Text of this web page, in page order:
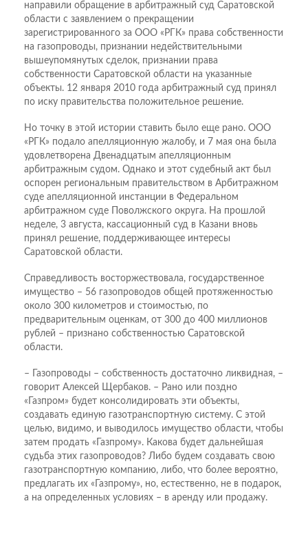
направили обращение в арбитражный суд Саратовской
области с заявлением о прекращении
зарегистрированного за ООО «РГК» права собственности
на газопроводы, признании недействительными
вышеупомянутых сделок, признании права
собственности Саратовской области на указанные
объекты. 12 января 2010 года арбитражный суд принял
по иску правительства положительное решение.
Но точку в этой истории ставить было еще рано. ООО
«РГК» подало апелляционную жалобу, и 7 мая она была
удовлетворена Двенадцатым апелляционным
арбитражным судом. Однако и этот судебный акт был
оспорен региональным правительством в Арбитражном
суде апелляционной инстанции в Федеральном
арбитражном суде Поволжского округа. На прошлой
неделе, 3 августа, кассационный суд в Казани вновь
принял решение, поддерживающее интересы
Саратовской области.
Справедливость восторжествовала, государственное
имущество – 56 газопроводов общей протяженностью
около 300 километров и стоимостью, по
предварительным оценкам, от 300 до 400 миллионов
рублей – признано собственностью Саратовской
области.
– Газопроводы – собственность достаточно ликвидная, –
говорит Алексей Щербаков. – Рано или поздно
«Газпром» будет консолидировать эти объекты,
создавать единую газотранспортную систему. С этой
целью, видимо, и выводилось имущество области, чтобы
затем продать «Газпрому». Какова будет дальнейшая
судьба этих газопроводов? Либо будем создавать свою
газотранспортную компанию, либо, что более вероятно,
предлагать их «Газпрому», но, естественно, не в подарок,
а на определенных условиях – в аренду или продажу.